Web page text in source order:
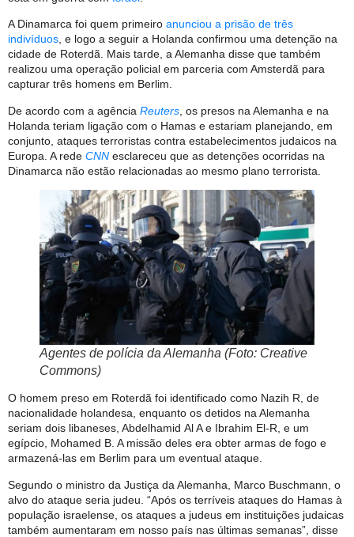
A Dinamarca foi quem primeiro anunciou a prisão de três
indivíduos, e logo a seguir a Holanda confirmou uma detenção na
cidade de Roterdã. Mais tarde, a Alemanha disse que também
realizou uma operação policial em parceria com Amsterdã para
capturar três homens em Berlim.
De acordo com a agência Reuters , os presos na Alemanha e na
Holanda teriam ligação com o Hamas e estariam planejando, em
conjunto, ataques terroristas contra estabelecimentos judaicos na
Europa. A rede CNN esclareceu que as detenções ocorridas na
Dinamarca não estão relacionadas ao mesmo plano terrorista.
Agentes de polícia da Alemanha (Foto: Creative
Commons)
O homem preso em Roterdã foi identificado como Nazih R, de
nacionalidade holandesa, enquanto os detidos na Alemanha
seriam dois libaneses, Abdelhamid Al A e Ibrahim El-R, e um
egípcio, Mohamed B. A missão deles era obter armas de fogo e
armazená-las em Berlim para um eventual ataque.
Segundo o ministro da Justiça da Alemanha, Marco Buschmann, o
alvo do ataque seria judeu. “Após os terríveis ataques do Hamas à
população israelense, os ataques a judeus em instituições judaicas
também aumentaram em nosso país nas últimas semanas”, disse